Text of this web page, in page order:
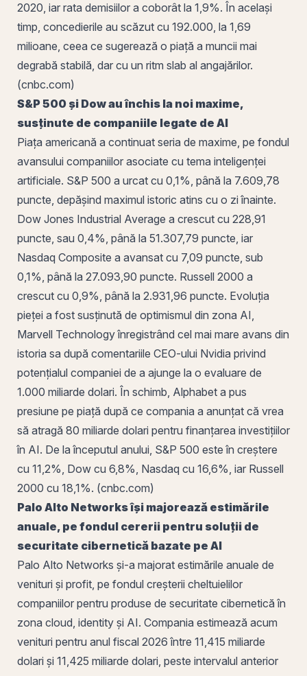
2020, iar rata demisiilor a coborât la 1,9%. În același
timp, concedierile au scăzut cu 192.000, la 1,69
milioane, ceea ce sugerează o piață a muncii mai
degrabă stabilă, dar cu un ritm slab al angajărilor.
(cnbc.com)
S&P 500 și Dow au închis la noi maxime,
susținute de companiile legate de AI
Piața americană a continuat seria de maxime, pe fondul
avansului companiilor asociate cu tema inteligenței
artificiale. S&P 500 a urcat cu 0,1%, până la 7.609,78
puncte, depășind maximul istoric atins cu o zi înainte.
Dow Jones Industrial Average a crescut cu 228,91
puncte, sau 0,4%, până la 51.307,79 puncte, iar
Nasdaq Composite a avansat cu 7,09 puncte, sub
0,1%, până la 27.093,90 puncte. Russell 2000 a
crescut cu 0,9%, până la 2.931,96 puncte. Evoluția
pieței a fost susținută de optimismul din zona AI,
Marvell Technology înregistrând cel mai mare avans din
istoria sa după comentariile CEO-ului Nvidia privind
potențialul companiei de a ajunge la o evaluare de
1.000 miliarde dolari. În schimb, Alphabet a pus
presiune pe piață după ce compania a anunțat că vrea
să atragă 80 miliarde dolari pentru finanțarea investițiilor
în AI. De la începutul anului, S&P 500 este în creștere
cu 11,2%, Dow cu 6,8%, Nasdaq cu 16,6%, iar Russell
2000 cu 18,1%. (cnbc.com)
Palo Alto Networks își majorează estimările
anuale, pe fondul cererii pentru soluții de
securitate cibernetică bazate pe AI
Palo Alto Networks și-a majorat estimările anuale de
venituri și profit, pe fondul creșterii cheltuielilor
companiilor pentru produse de securitate cibernetică în
zona cloud, identity și AI. Compania estimează acum
venituri pentru anul fiscal 2026 între 11,415 miliarde
dolari și 11,425 miliarde dolari, peste intervalul anterior